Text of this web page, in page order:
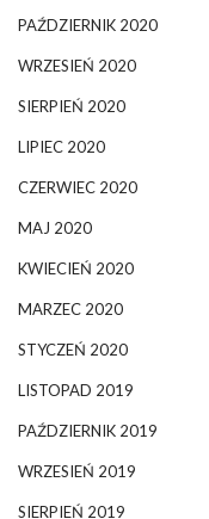
PAŹDZIERNIK 2020
WRZESIEŃ 2020
SIERPIEŃ 2020
LIPIEC 2020
CZERWIEC 2020
MAJ 2020
KWIECIEŃ 2020
MARZEC 2020
STYCZEŃ 2020
LISTOPAD 2019
PAŹDZIERNIK 2019
WRZESIEŃ 2019
SIERPIEŃ 2019